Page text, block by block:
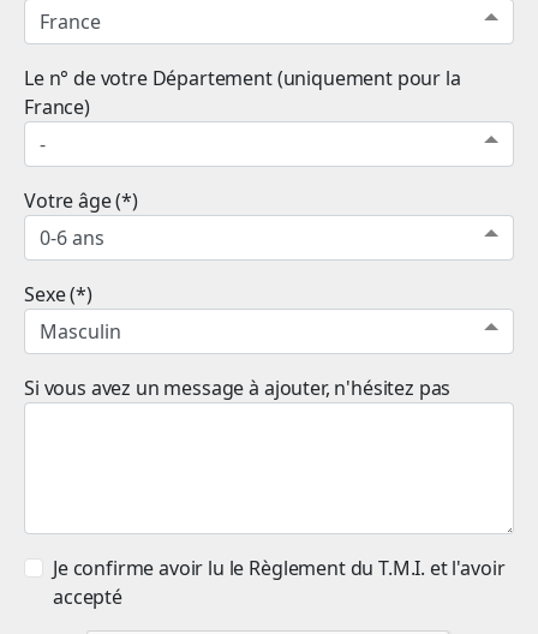
Le n° de votre Département (uniquement pour la
France)
Votre âge (*)
Sexe (*)
Si vous avez un message à ajouter, n'hésitez pas
Je confirme avoir lu le Règlement du T.M.I. et l'avoir
accepté